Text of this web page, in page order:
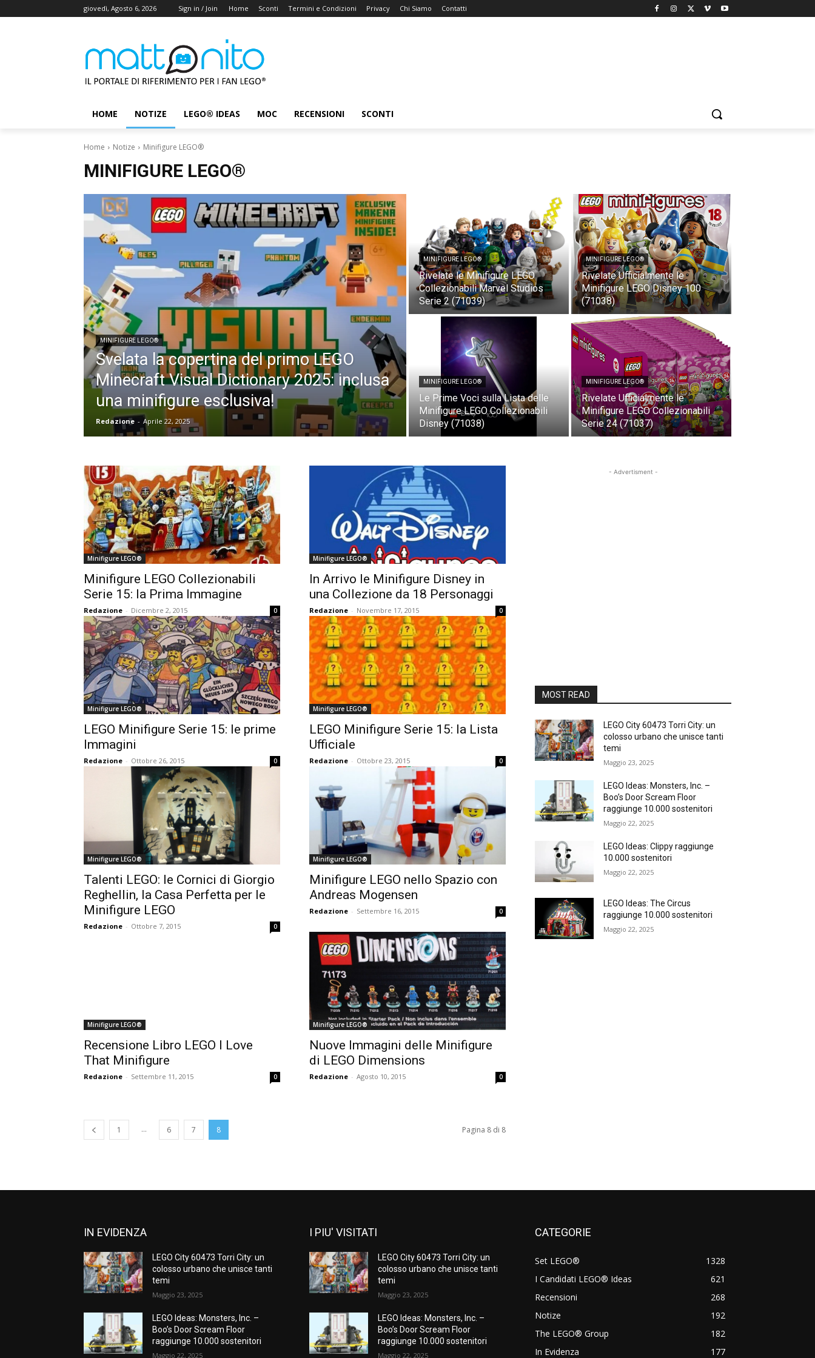
giovedì, Agosto 6, 2026 Sign in / Join Home Sconti Termini e Condizioni Privacy Chi Siamo Contatti
HOME NOTIZE LEGO® IDEAS MOC RECENSIONI SCONTI
Home Notize Minifigure LEGO®
MINIFIGURE LEGO®
MINIFIGURE LEGO®
Svelata la copertina del primo LEGO
Minecraft Visual Dictionary 2025: inclusa
una minifigure esclusiva!
Redazione - Aprile 22, 2025
MINIFIGURE LEGO®
Rivelate le Minifigure LEGO
Collezionabili Marvel Studios
Serie 2 (71039)
MINIFIGURE LEGO®
Rivelate Ufficialmente le
Minifigure LEGO Disney 100
(71038)
MINIFIGURE LEGO®
Le Prime Voci sulla Lista delle
Minifigure LEGO Collezionabili
Disney (71038)
MINIFIGURE LEGO®
Rivelate Ufficialmente le
Minifigure LEGO Collezionabili
Serie 24 (71037)
Minifigure LEGO®
Minifigure LEGO Collezionabili
Serie 15: la Prima Immagine
Redazione - Dicembre 2, 2015 0
Minifigure LEGO®
In Arrivo le Minifigure Disney in
una Collezione da 18 Personaggi
Redazione - Novembre 17, 2015 0
Minifigure LEGO®
LEGO Minifigure Serie 15: le prime
Immagini
Redazione - Ottobre 26, 2015 0
Minifigure LEGO®
LEGO Minifigure Serie 15: la Lista
Ufficiale
Redazione - Ottobre 23, 2015 0
Minifigure LEGO®
Talenti LEGO: le Cornici di Giorgio
Reghellin, la Casa Perfetta per le
Minifigure LEGO
Redazione - Ottobre 7, 2015 0
Minifigure LEGO®
Minifigure LEGO nello Spazio con
Andreas Mogensen
Redazione - Settembre 16, 2015 0
Minifigure LEGO®
Recensione Libro LEGO I Love
That Minifigure
Redazione - Settembre 11, 2015 0
Minifigure LEGO®
Nuove Immagini delle Minifigure
di LEGO Dimensions
Redazione - Agosto 10, 2015 0
1 ... 6 7 8 Pagina 8 di 8
- Advertisment -
MOST READ
LEGO City 60473 Torri City: un
colosso urbano che unisce tanti
temi
Maggio 23, 2025
LEGO Ideas: Monsters, Inc. –
Boo’s Door Scream Floor
raggiunge 10.000 sostenitori
Maggio 22, 2025
LEGO Ideas: Clippy raggiunge
10.000 sostenitori
Maggio 22, 2025
LEGO Ideas: The Circus
raggiunge 10.000 sostenitori
Maggio 22, 2025
IN EVIDENZA
LEGO City 60473 Torri City: un
colosso urbano che unisce tanti
temi
Maggio 23, 2025
LEGO Ideas: Monsters, Inc. –
Boo’s Door Scream Floor
raggiunge 10.000 sostenitori
Maggio 22, 2025
I PIU' VISITATI
LEGO City 60473 Torri City: un
colosso urbano che unisce tanti
temi
Maggio 23, 2025
LEGO Ideas: Monsters, Inc. –
Boo’s Door Scream Floor
raggiunge 10.000 sostenitori
Maggio 22, 2025
CATEGORIE
Set LEGO®
1328
I Candidati LEGO® Ideas
621
Recensioni
268
Notize
192
The LEGO® Group
182
In Evidenza
177